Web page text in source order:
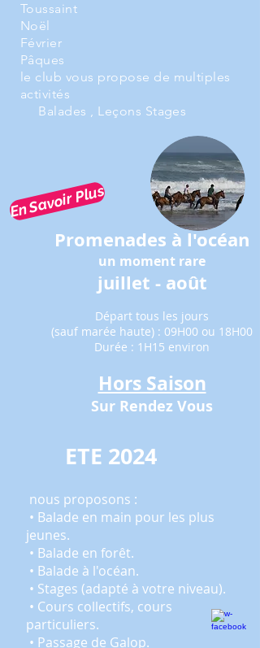
Toussaint
Noël
Février
Pâques
le club vous propose de multiples
activités
Balades , Leçons Stages
Promenades à l'océan
un moment rare
juillet - août
Départ tous les jours
(sauf marée haute) : 09H00 ou 18H00
Durée : 1H15 environ
Hors Saison
Sur Rendez Vous
En Savoir Plus
ETE 2024
nous proposons :
• Balade en main pour les plus
jeunes.
• Balade en forêt.
• Balade à l'océan.
• Stages (adapté à votre niveau).
• Cours collectifs, cours
particuliers.
• Passage de Galop.